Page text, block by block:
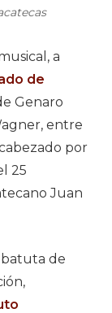
a
de
Genaro
entre
por
25
Juan
batuta de